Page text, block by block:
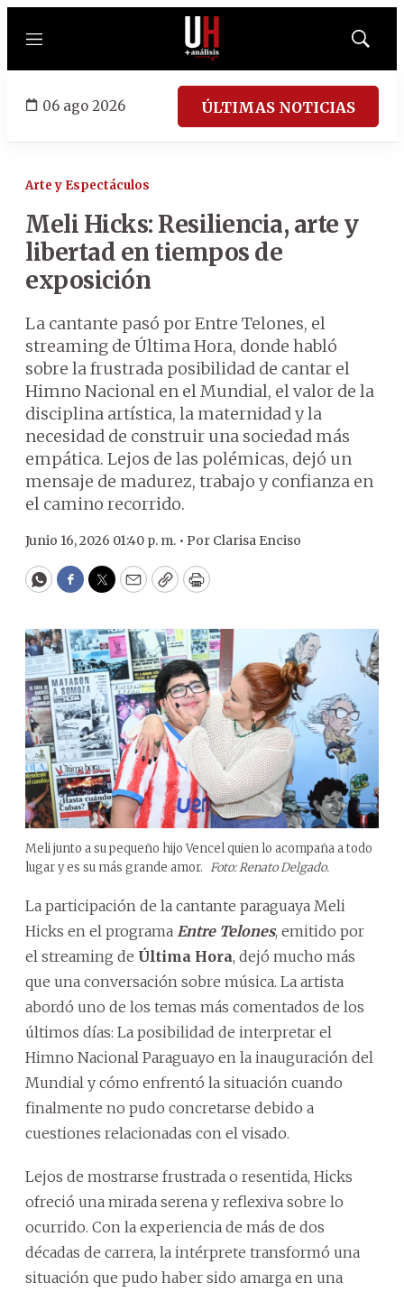
Menú
Mostrar
06 ago 2026 ÚLTIMAS NOTICIAS
Arte y Espectáculos
Meli Hicks: Resiliencia, arte y
libertad en tiempos de
exposición
La cantante pasó por Entre Telones, el
streaming de Última Hora, donde habló
sobre la frustrada posibilidad de cantar el
Himno Nacional en el Mundial, el valor de la
disciplina artística, la maternidad y la
necesidad de construir una sociedad más
empática. Lejos de las polémicas, dejó un
mensaje de madurez, trabajo y confianza en
el camino recorrido.
Junio 16, 2026 01:40 p. m. • Por Clarisa Enciso
WhatsApp
Facebook
Twitter
EmailCopyPrint
Meli junto a su pequeño hijo Vencel quien lo acompaña a todo
lugar y es su más grande amor. Foto: Renato Delgado.
La participación de la cantante paraguaya Meli
Hicks en el programa Entre Telones, emitido por
el streaming de Última Hora, dejó mucho más
que una conversación sobre música. La artista
abordó uno de los temas más comentados de los
últimos días: La posibilidad de interpretar el
Himno Nacional Paraguayo en la inauguración del
Mundial y cómo enfrentó la situación cuando
finalmente no pudo concretarse debido a
cuestiones relacionadas con el visado.
Lejos de mostrarse frustrada o resentida, Hicks
ofreció una mirada serena y reflexiva sobre lo
ocurrido. Con la experiencia de más de dos
décadas de carrera, la intérprete transformó una
situación que pudo haber sido amarga en una